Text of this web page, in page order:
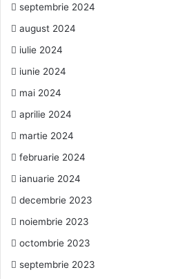
septembrie 2024
august 2024
iulie 2024
iunie 2024
mai 2024
aprilie 2024
martie 2024
februarie 2024
ianuarie 2024
decembrie 2023
noiembrie 2023
octombrie 2023
septembrie 2023